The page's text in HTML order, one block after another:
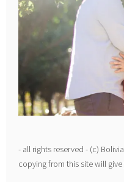
- all rights reserved - (c)
copying from this site will